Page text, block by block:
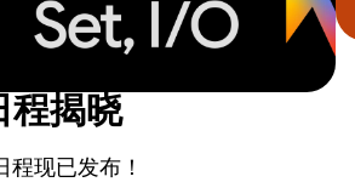
I/O 做好准
程揭晓
现已发布！